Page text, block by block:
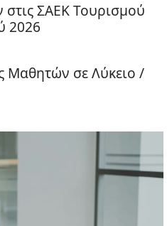
ΣΑΕΚ Τουρισμού
2026
Μαθητών σε Λύκειο /